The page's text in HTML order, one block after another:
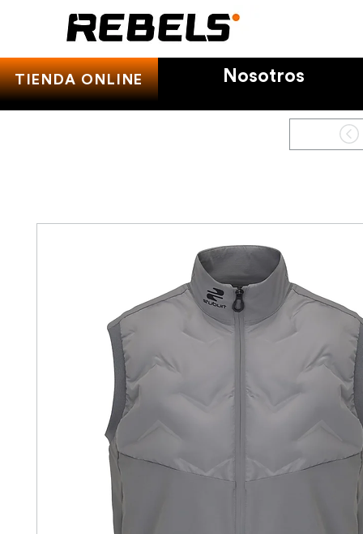
TIENDA ONLINE Nosotros